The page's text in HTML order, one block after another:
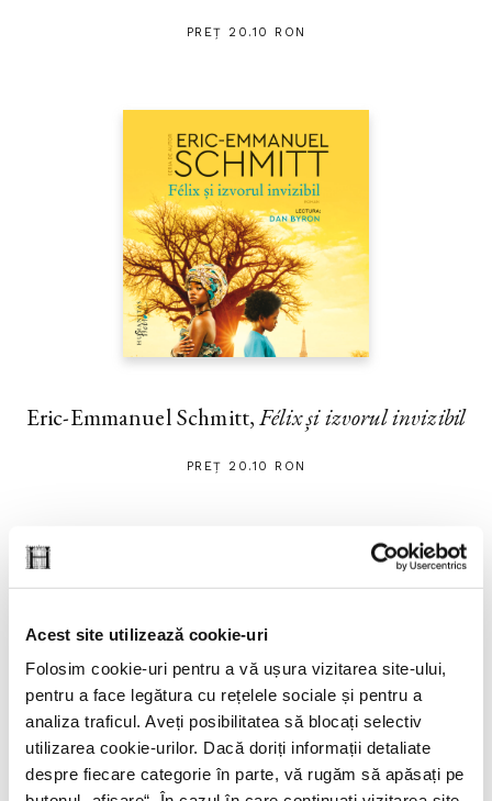
Acest site utilizează cookie-uri
Folosim cookie-uri pentru a vă ușura vizitarea site-ului,
pentru a face legătura cu rețelele sociale și pentru a
analiza traficul. Aveți posibilitatea să blocați selectiv
utilizarea cookie-urilor. Dacă doriți informații detaliate
despre fiecare categorie în parte, vă rugăm să apăsați pe
PREȚ 20.10 RON
Eric-Emmanuel Schmitt,Félix și izvorul invizibil
PREȚ 20.10 RON